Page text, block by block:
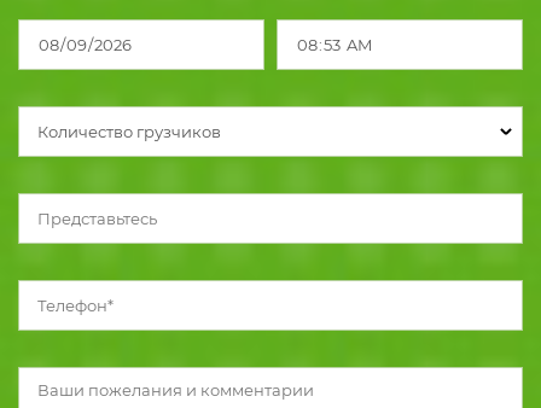
Количество грузчиков